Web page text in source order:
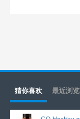
猜你喜欢 最近浏